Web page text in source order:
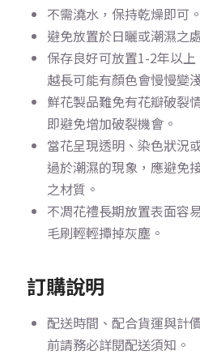
不需澆水，保持乾燥即可。
避免放置於日曬或潮濕之
保存良好可放置1-2年以
越長可能有顏色會慢慢變
鮮花製品難免有花瓣破裂
即避免增加破裂機會。
當花呈現透明、染色狀況
過於潮濕的現象，應避免
之材質。
不凋花禮長期放置表面容
毛刷輕輕撢掉灰塵。
訂購說明
配送時間、配合貨運與計
前請務必詳閱配送須知。